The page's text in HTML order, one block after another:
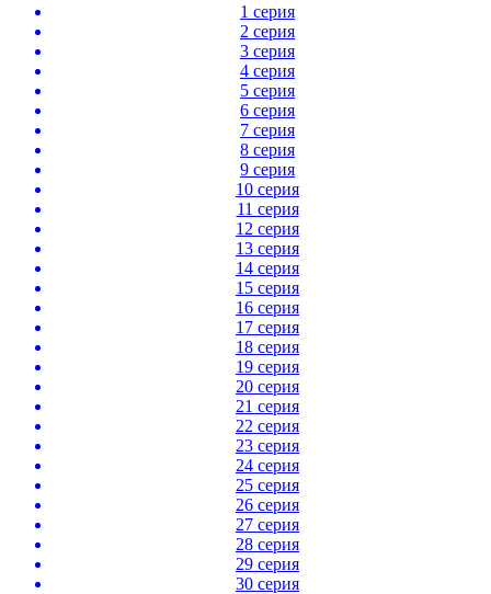
1 серия
2 серия
3 серия
4 серия
5 серия
6 серия
7 серия
8 серия
9 серия
10 серия
11 серия
12 серия
13 серия
14 серия
15 серия
16 серия
17 серия
18 серия
19 серия
20 серия
21 серия
22 серия
23 серия
24 серия
25 серия
26 серия
27 серия
28 серия
29 серия
30 серия